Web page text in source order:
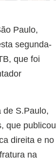
Paulo,
segunda-
que foi
de S.Paulo,
que publicou
direita e no
na